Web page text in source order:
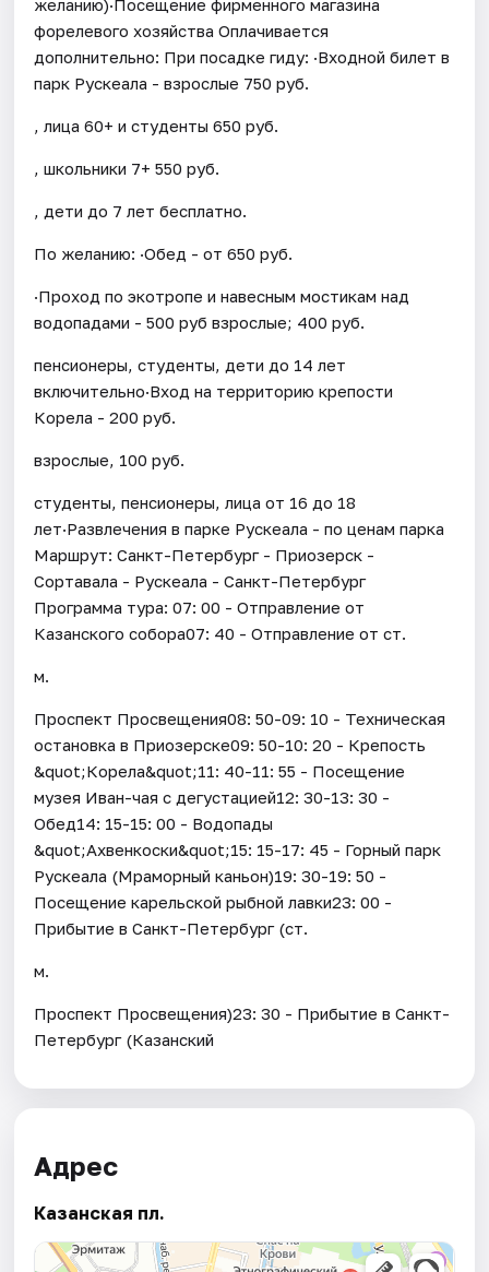
желанию)·Посещение фирменного магазина
форелевого хозяйства Оплачивается
дополнительно: При посадке гиду: ·Входной билет в
парк Рускеала - взрослые 750 руб.
, лица 60+ и студенты 650 руб.
, школьники 7+ 550 руб.
, дети до 7 лет бесплатно.
По желанию: ·Обед - от 650 руб.
·Проход по экотропе и навесным мостикам над
водопадами - 500 руб взрослые; 400 руб.
пенсионеры, студенты, дети до 14 лет
включительно·Вход на территорию крепости
Корела - 200 руб.
взрослые, 100 руб.
студенты, пенсионеры, лица от 16 до 18
лет·Развлечения в парке Рускеала - по ценам парка
Маршрут: Санкт-Петербург - Приозерск -
Сортавала - Рускеала - Санкт-Петербург
Программа тура: 07: 00 - Отправление от
Казанского собора07: 40 - Отправление от ст.
м.
Проспект Просвещения08: 50-09: 10 - Техническая
остановка в Приозерске09: 50-10: 20 - Крепость
&quot;Корела&quot;11: 40-11: 55 - Посещение
музея Иван-чая с дегустацией12: 30-13: 30 -
Обед14: 15-15: 00 - Водопады
&quot;Ахвенкоски&quot;15: 15-17: 45 - Горный парк
Рускеала (Мраморный каньон)19: 30-19: 50 -
Посещение карельской рыбной лавки23: 00 -
Прибытие в Санкт-Петербург (ст.
м.
Проспект Просвещения)23: 30 - Прибытие в Санкт-
Петербург (Казанский
Адрес
Казанская пл.